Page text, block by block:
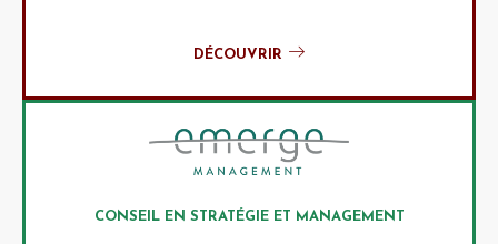
DÉCOUVRIR
CONSEIL EN STRATÉGIE ET MANAGEMENT